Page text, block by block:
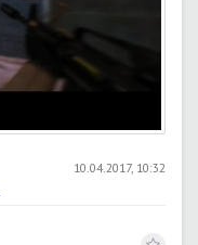
10.04.2017, 10:32